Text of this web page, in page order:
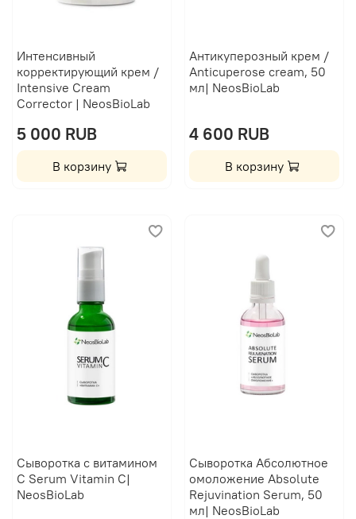
Интенсивный
корректирующий крем /
Intensive Cream
Corrector | NeosBioLab
5 000 RUB
В корзину
Антикуперозный крем /
Anticuperose cream, 50
мл| NeosBioLab
4 600 RUB
В корзину
Сыворотка с витамином
С Serum Vitamin C|
NeosBioLab
Сыворотка Абсолютное
омоложение Absolute
Rejuvination Serum, 50
мл| NeosBioLab